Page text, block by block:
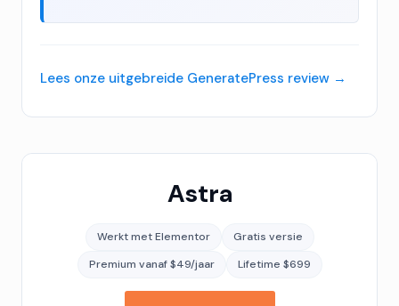
Lees onze uitgebreide GeneratePress review
Astra
Werkt met Elementor
Gratis versie
Premium vanaf $49/jaar
Lifetime $699